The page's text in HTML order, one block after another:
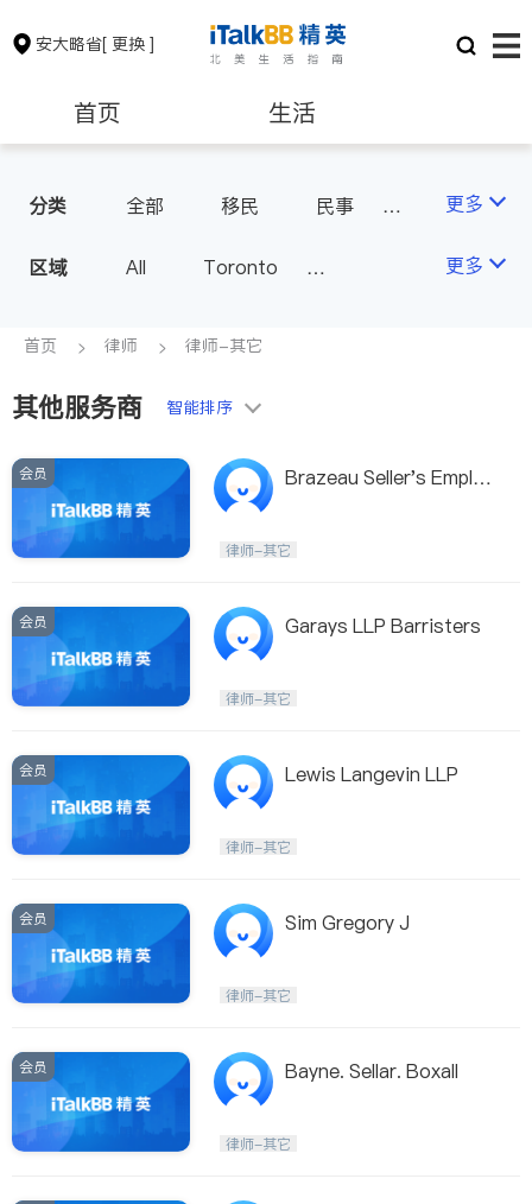
安大略省[ 更换 ]
首页 生活
保险理财 房地产租售
银行贷款 会计师
建筑装修
分类 全部 移民
民事
更多
区域 All
Toronto
Scarborough
North York
Brampton
Kitchener
Newmarket
Stouffville
Waterloo
Guelph
Ajax
Oshawa
Niagara Falls
Pickering
Concord
Port Perry
King
更多
首页 律师 律师-其它
其他服务商 智能排序
会员
Brazeau Seller's Employ
律师-其它
会员 Garays LLP Barristers
律师-其它
会员 Lewis Langevin LLP
律师-其它
会员 Sim Gregory J
律师-其它
会员 Bayne. Sellar. Boxall
律师-其它